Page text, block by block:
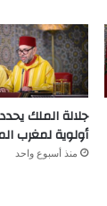
أولوية لمغرب
منذ أسبوع واحد